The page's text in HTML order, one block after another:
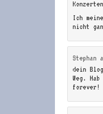
Ich
nicht
Stephan
dein
Weg.
forever!